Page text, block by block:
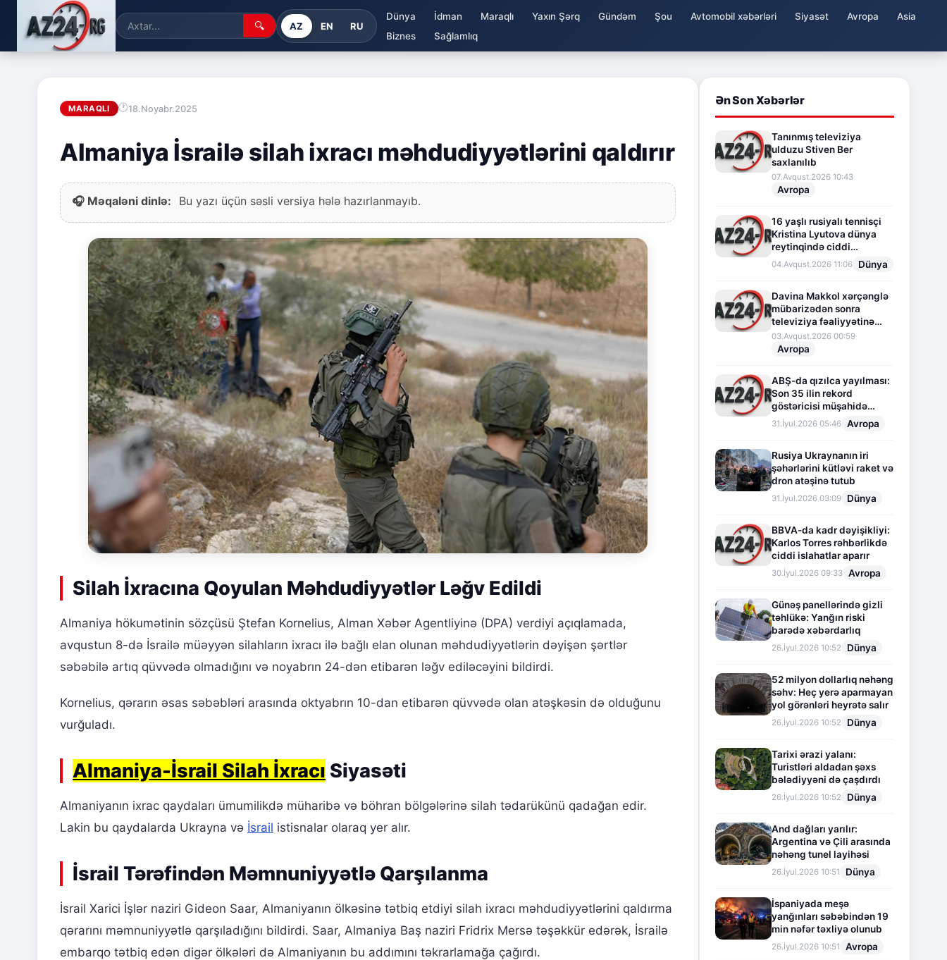
🔍 AZ EN RU
Dünya İdman Maraqlı Yaxın Şərq Gündəm Şou Avtomobil xəbərləri Siyasət Avropa
Asia
Biznes
Sağlamlıq
MARAQLI 18.Noyabr.2025
Almaniya İsrailə silah ixracı məhdudiyyətlərini qaldırır
🎧 Məqaləni dinlə: Bu yazı üçün səsli versiya hələ hazırlanmayıb.
Silah İxracına Qoyulan Məhdudiyyətlər Ləğv Edildi
Almaniya hökumətinin sözçüsü Ştefan Kornelius, Alman Xəbər Agentliyinə (DPA) verdiyi açıqlamada,
avqustun 8-də İsrailə müəyyən silahların ixracı ilə bağlı elan olunan məhdudiyyətlərin dəyişən şərtlər
səbəbilə artıq qüvvədə olmadığını və noyabrın 24-dən etibarən ləğv ediləcəyini bildirdi.
Kornelius, qərarın əsas səbəbləri arasında oktyabrın 10-dan etibarən qüvvədə olan atəşkəsin də olduğunu
vurğuladı.
Almaniya-İsrail Silah İxracı Siyasəti
Almaniyanın ixrac qaydaları ümumilikdə müharibə və böhran bölgələrinə silah tədarükünü qadağan edir.
Lakin bu qaydalarda Ukrayna və İsrail istisnalar olaraq yer alır.
İsrail Tərəfindən Məmnuniyyətlə Qarşılanma
İsrail Xarici İşlər naziri Gideon Saar, Almaniyanın ölkəsinə tətbiq etdiyi silah ixracı məhdudiyyətlərini qaldırma
qərarını məmnuniyyətlə qarşıladığını bildirdi. Saar, Almaniya Baş naziri Fridrix Mersə təşəkkür edərək, İsrailə
embarqo tətbiq edən digər ölkələri də Almaniyanın bu addımını təkrarlamağa çağırdı.
Ən Son Xəbərlər
Tanınmış televiziya
ulduzu Stiven Ber
saxlanılıb
07.Avqust.2026 10:43
Avropa
16 yaşlı rusiyalı tennisçi
Kristina Lyutova dünya
reytinqində ciddi
irəliləyişə imza atdı
04.Avqust.2026 11:06 Dünya
Davina Makkol xərçənglə
mübarizədən sonra
televiziya fəaliyyətinə
fasilə verir
03.Avqust.2026 00:59
Avropa
ABŞ-da qızılca yayılması:
Son 35 ilin rekord
göstəricisi müşahidə
olunur
31.İyul.2026 05:46 Avropa
Rusiya Ukraynanın iri
şəhərlərini kütləvi raket və
dron atəşinə tutub
31.İyul.2026 03:09 Dünya
BBVA-da kadr dəyişikliyi:
Karlos Torres rəhbərlikdə
ciddi islahatlar aparır
30.İyul.2026 09:33 Avropa
Günəş panellərində gizli
təhlükə: Yanğın riski
barədə xəbərdarlıq
26.İyul.2026 10:52 Dünya
52 milyon dollarlıq nəhəng
səhv: Heç yerə aparmayan
yol görənləri heyrətə salır
26.İyul.2026 10:52 Dünya
Tarixi ərazi yalanı:
Turistləri aldadan şəxs
bələdiyyəni də çaşdırdı
26.İyul.2026 10:52 Dünya
And dağları yarılır:
Argentina və Çili arasında
nəhəng tunel layihəsi
26.İyul.2026 10:51 Dünya
İspaniyada meşə
yanğınları səbəbindən 19
min nəfər təxliyə olunub
26.İyul.2026 10:51 Avropa